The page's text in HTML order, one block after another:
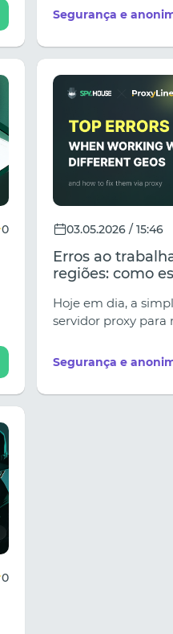
endereço IP, mas
para construir
destino.
Segurança e
0 03.05.2026 / 15:46
Erros ao
regiões: como
proxy
Hoje em dia, a
servidor proxy para
analisam não só a
os parâmetros
utilizador.
Segurança e
0